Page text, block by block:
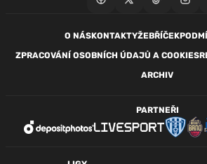
O NÁSKONTAKTYŽEBŘÍČEK
ZPRACOVÁNÍ OSOBNÍCH ÚDAJŮ A COOKIES
ARCHIV
PARTNEŘI